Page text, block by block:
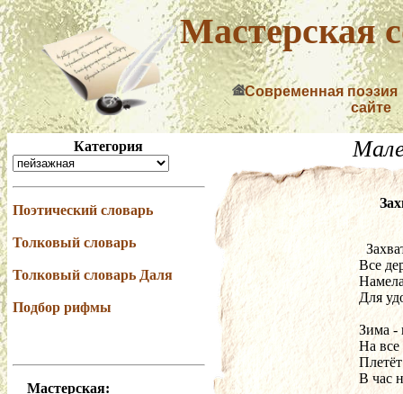
Мастерская
Современная поэзия
сайте
Категория
Поэтический словарь
Толковый словарь
Толковый словарь Даля
Подбор рифмы
Мастерская:
Все
Для
Зима -
На все
В час